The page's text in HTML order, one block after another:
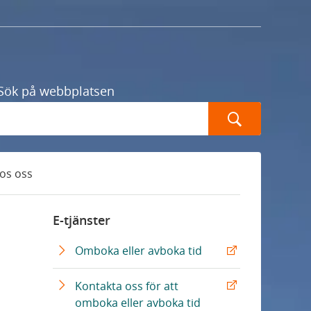
på webbplatsen
oss
E-tjänster
Omboka eller avboka tid
x
Kontakta oss för att
omboka eller avboka tid